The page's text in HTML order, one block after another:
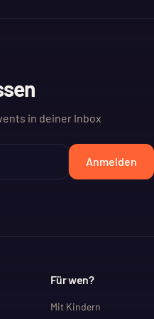
in deiner Inbox
Anmelden
Für wen?
Mit Kindern